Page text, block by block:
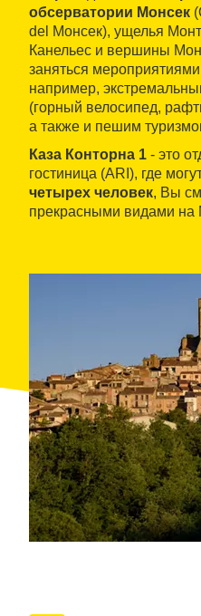
обсерватории Монсек
del Монсек), ущелья
Канельес и вершины
заняться
например,
(горный велосипед,
а также и пешим
Каза Конторна 1 - это
гостиница (ARI), где
четырех человек, Вы
прекрасными видами на